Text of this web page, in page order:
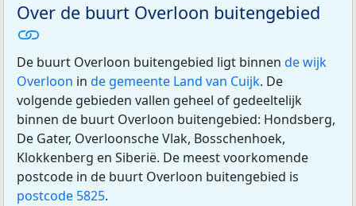
Over de buurt Overloon buitengebied
De buurt Overloon buitengebied ligt binnen de wijk
Overloon in de gemeente Land van Cuijk. De
volgende gebieden vallen geheel of gedeeltelijk
binnen de buurt Overloon buitengebied: Hondsberg,
De Gater, Overloonsche Vlak, Bosschenhoek,
Klokkenberg en Siberië. De meest voorkomende
postcode in de buurt Overloon buitengebied is
postcode 5825.